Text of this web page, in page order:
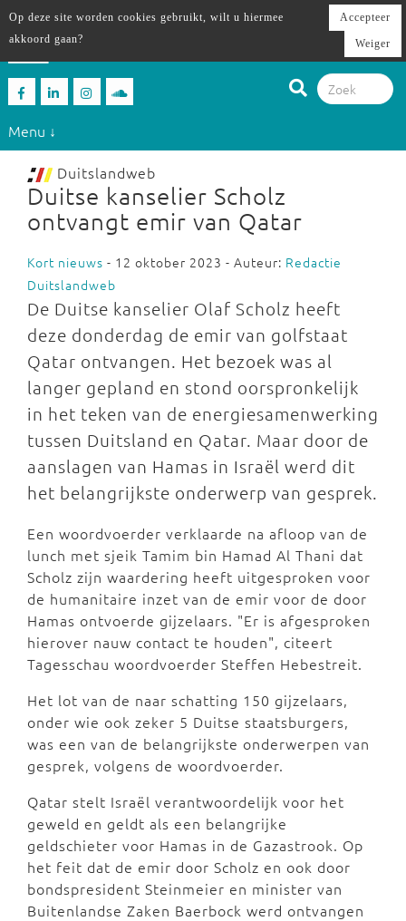
Menu ↓
Duitslandweb
Duitse kanselier Scholz
ontvangt emir van Qatar
Kort nieuws - 12 oktober 2023 - Auteur: Redactie
Duitslandweb
De Duitse kanselier Olaf Scholz heeft
deze donderdag de emir van golfstaat
Qatar ontvangen. Het bezoek was al
langer gepland en stond oorspronkelijk
in het teken van de energiesamenwerking
tussen Duitsland en Qatar. Maar door de
aanslagen van Hamas in Israël werd dit
het belangrijkste onderwerp van gesprek.
Een woordvoerder verklaarde na afloop van de
lunch met sjeik Tamim bin Hamad Al Thani dat
Scholz zijn waardering heeft uitgesproken voor
de humanitaire inzet van de emir voor de door
Hamas ontvoerde gijzelaars. "Er is afgesproken
hierover nauw contact te houden", citeert
Tagesschau woordvoerder Steffen Hebestreit.
Het lot van de naar schatting 150 gijzelaars,
onder wie ook zeker 5 Duitse staatsburgers,
was een van de belangrijkste onderwerpen van
gesprek, volgens de woordvoerder.
Qatar stelt Israël verantwoordelijk voor het
geweld en geldt als een belangrijke
geldschieter voor Hamas in de Gazastrook. Op
het feit dat de emir door Scholz en ook door
bondspresident Steinmeier en minister van
Buitenlandse Zaken Baerbock werd ontvangen
Op deze site worden cookies gebruikt, wilt u hiermee
akkoord gaan?
Accepteer
Weiger